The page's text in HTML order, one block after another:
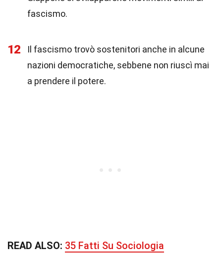
fascismo.
12
Il fascismo trovò sostenitori anche in alcune
nazioni democratiche, sebbene non riuscì mai
a prendere il potere.
READ ALSO: 35 Fatti Su Sociologia